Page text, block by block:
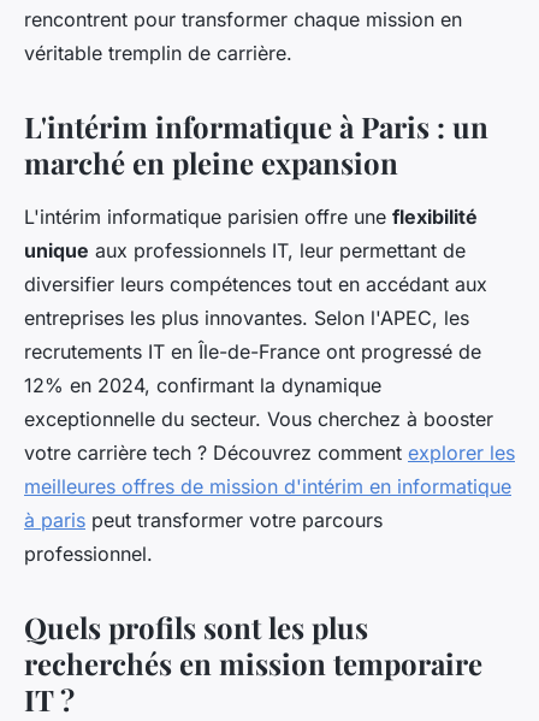
rencontrent pour transformer chaque mission en
véritable tremplin de carrière.
L'intérim informatique à Paris : un
marché en pleine expansion
L'intérim informatique parisien offre une flexibilité
unique aux professionnels IT, leur permettant de
diversifier leurs compétences tout en accédant aux
entreprises les plus innovantes. Selon l'APEC, les
recrutements IT en Île-de-France ont progressé de
12% en 2024, confirmant la dynamique
exceptionnelle du secteur. Vous cherchez à booster
votre carrière tech ? Découvrez comment explorer les
meilleures offres de mission d'intérim en informatique
à paris peut transformer votre parcours
professionnel.
Quels profils sont les plus
recherchés en mission temporaire
IT ?